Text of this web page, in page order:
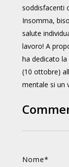
soddisfacenti
Insomma,
salute
lavoro! A
ha dedicato la
(10 ottobre)
mentale si un
Nome*